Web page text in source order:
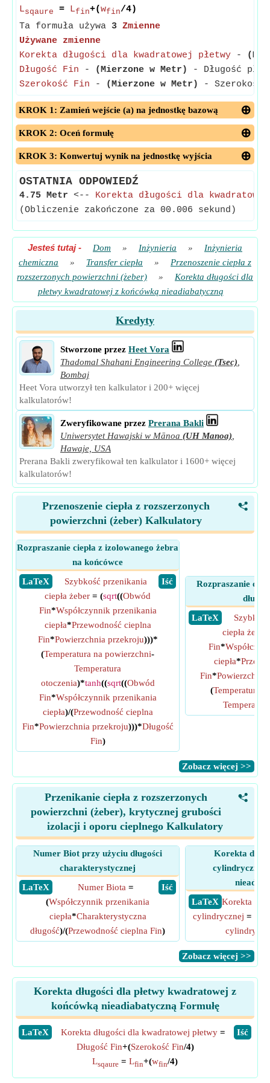
Lsqaure = Lfin+(wfin/4)
Ta formuła używa 3 Zmienne
Używane zmienne
Korekta długości dla kwadratowej płetwy -
Długość Fin - (Mierzone w Metr)
- Długość
Szerokość Fin - (Mierzone w Metr) - Szerokość
KROK 1: Zamień wejście (a) na jednostkę bazową
KROK 2: Oceń formułę
KROK 3: Konwertuj wynik na jednostkę wyjścia
OSTATNIA ODPOWIEDŹ
4.75 Metr <-- Korekta długości dla
(Obliczenie zakończone za 00.006 sekund)
Jesteś tutaj- Dom » Inżynieria »
Inżynieria
chemiczna
» Transfer ciepła »
Przenoszenie ciepła z
rozszerzonych powierzchni (żeber)
»
Korekta długości dla
płetwy kwadratowej z końcówką nieadiabatyczną
Kredyty
Stworzone przez Heet Vora
Thadomal Shahani Engineering College (Tsec)
Bombaj
Heet Vora utworzył ten kalkulator i 200+ więcej
kalkulatorów!
Zweryfikowane przez Prerana Bakli
Uniwersytet Hawajski w Mānoa (UH Manoa)
Hawaje, USA
Prerana Bakli zweryfikował ten kalkulator i 1600+ więcej
kalkulatorów!
<
Przenoszenie ciepła z rozszerzonych
powierzchni (żeber) Kalkulatory
Rozpraszanie ciepła z izolowanego żebra
na końcówce
​ LaTeX
​ Iść
Szybkość przenikania
ciepła żeber = (sqrt((Obwód
Fin*Współczynnik przenikania
ciepła*Przewodność cieplna
Fin*Powierzchnia przekroju)))*
(Temperatura na powierzchni-
Temperatura
otoczenia)*tanh((sqrt((Obwód
Fin*Współczynnik przenikania
ciepła)/(Przewodność cieplna
Fin*Powierzchnia przekroju)))*Długość
Fin)
Rozpraszanie
​ LaTeX
ciepła żeber
Fin*
ciepła*
Fin*
(Temperatura
​Zobacz więcej >>
<
Przenikanie ciepła z rozszerzonych
powierzchni (żeber), krytycznej grubości
izolacji i oporu cieplnego Kalkulatory
Numer Biot przy użyciu długości
charakterystycznej
​ LaTeX
​ Iść
Numer Biota =
(Współczynnik przenikania
ciepła*Charakterystyczna
długość)/(Przewodność cieplna Fin)
Korekta
​ LaTeX Korekta
cylindrycznej =
​Zobacz więcej >>
Korekta długości dla płetwy kwadratowej z
końcówką nieadiabatyczną Formułę
​LaTeX ​Iść
Korekta długości dla kwadratowej płetwy=
Długość Fin+(Szerokość Fin/4)
Lsqaure = Lfin+(wfin/4)